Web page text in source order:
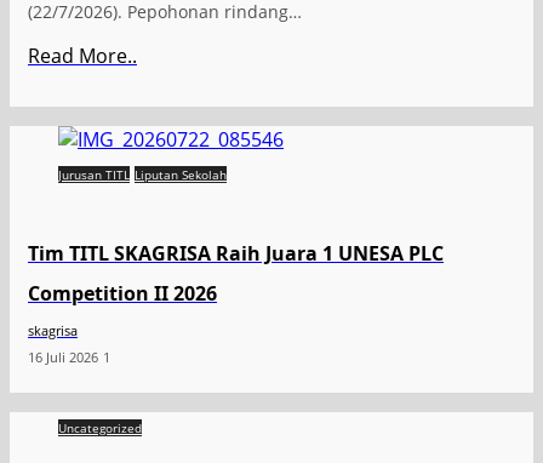
(22/7/2026). Pepohonan rindang…
Read More..
Jurusan TITL Liputan Sekolah
Tim TITL SKAGRISA Raih Juara 1 UNESA PLC
Competition II 2026
skagrisa
16 Juli 2026 1
Uncategorized